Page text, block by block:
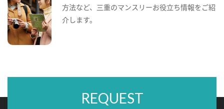
方法など、三重のマンスリーお役立ち情報をご紹
介します。
REQUEST